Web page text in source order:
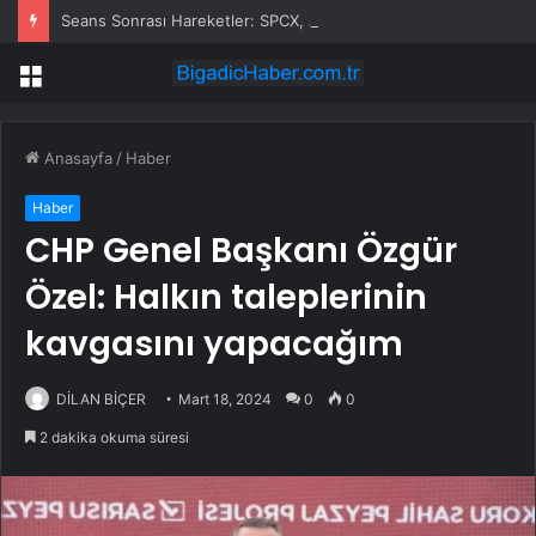
Menü
Anasayfa / Haber
Haber
CHP Genel Başkanı Özgür
Özel: Halkın taleplerinin
kavgasını yapacağım
DİLAN BİÇER Mart 18, 2024 0 0
2 dakika okuma süresi